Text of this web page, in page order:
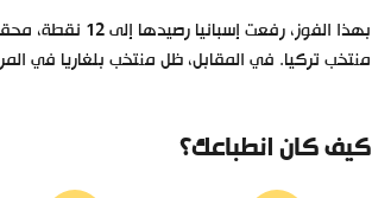
منتخب تركيا. في المقابل، ظل منتخب بلغاريا في
كيف كان انطباعك؟